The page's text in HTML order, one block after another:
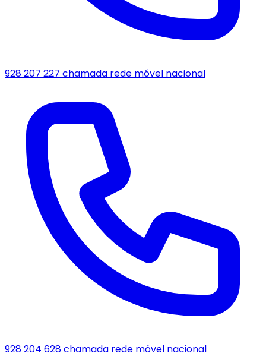
928 207 227 chamada rede móvel nacional
928 204 628chamada rede móvel nacional